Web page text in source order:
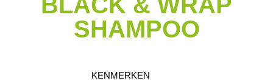
SHAMPOO
KENMERKEN